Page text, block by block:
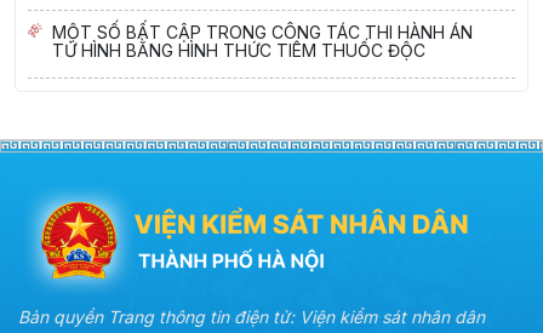
MỘT SỐ BẤT CẬP TRONG CÔNG TÁC THI HÀNH ÁN
TỬ HÌNH BẰNG HÌNH THỨC TIÊM THUỐC ĐỘC
Bản quyền Trang thông tin điện tử: Viện kiểm sát nhân dân